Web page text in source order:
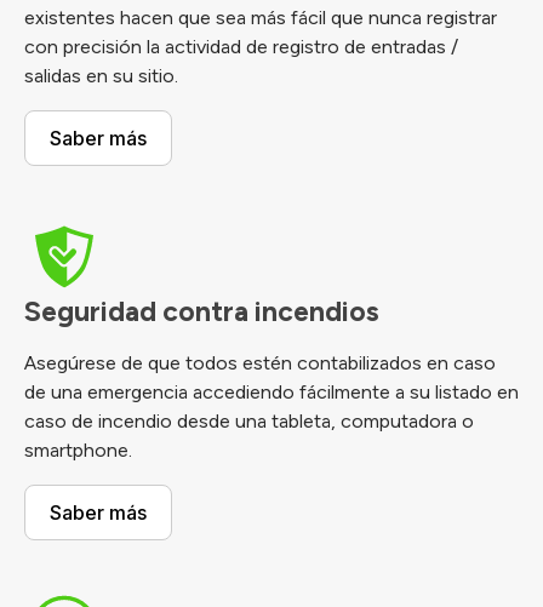
existentes hacen que sea más fácil que nunca registrar
con precisión la actividad de registro de entradas /
salidas en su sitio.
Saber más
Seguridad contra incendios
Asegúrese de que todos estén contabilizados en caso
de una emergencia accediendo fácilmente a su listado en
caso de incendio desde una tableta, computadora o
smartphone.
Saber más